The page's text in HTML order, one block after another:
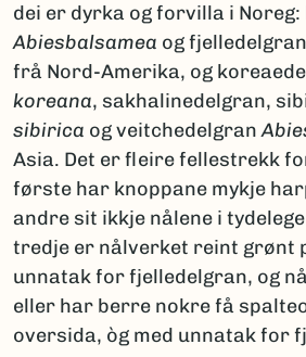
dei er dyrka og forvilla i
Abiesbalsamea og
frå Nord-Amerika, og
koreana, sakhalinedelgran,
sibirica og veitchedelgran
Asia. Det er fleire fellestrekk
første har knoppane mykje
andre sit ikkje nålene i
tredje er nålverket reint grønt
unnatak for fjelledelgran, og
eller har berre nokre få
oversida, òg med unnatak for